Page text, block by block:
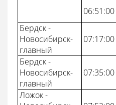
06:51:00
Бердск -
Новосибирск-
главный
07:17:00
Бердск -
Новосибирск-
главный
07:35:00
Ложок -